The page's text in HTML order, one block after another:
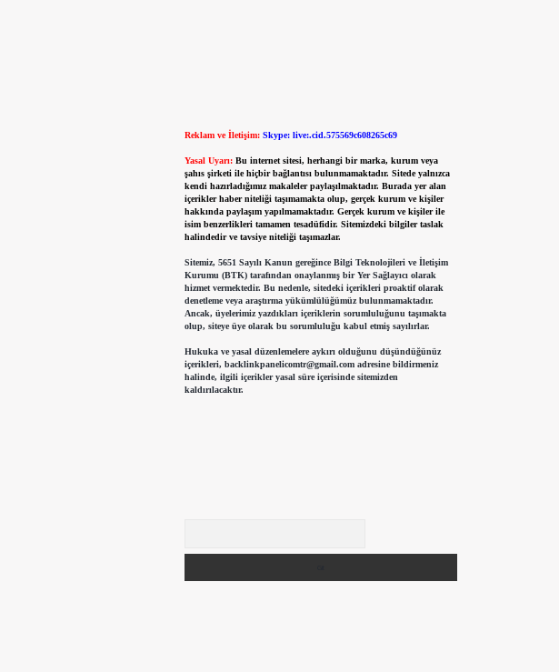
Reklam ve İletişim: Skype: live:.cid.575569c608265c69
Yasal Uyarı: Bu internet sitesi, herhangi bir marka, kurum veya
şahıs şirketi ile hiçbir bağlantısı bulunmamaktadır. Sitede yalnızca
kendi hazırladığımız makaleler paylaşılmaktadır. Burada yer alan
içerikler haber niteliği taşımamakta olup, gerçek kurum ve kişiler
hakkında paylaşım yapılmamaktadır. Gerçek kurum ve kişiler ile
isim benzerlikleri tamamen tesadüfidir. Sitemizdeki bilgiler taslak
halindedir ve tavsiye niteliği taşımazlar.
Sitemiz, 5651 Sayılı Kanun gereğince Bilgi Teknolojileri ve İletişim
Kurumu (BTK) tarafından onaylanmış bir Yer Sağlayıcı olarak
hizmet vermektedir. Bu nedenle, sitedeki içerikleri proaktif olarak
denetleme veya araştırma yükümlülüğümüz bulunmamaktadır.
Ancak, üyelerimiz yazdıkları içeriklerin sorumluluğunu taşımakta
olup, siteye üye olarak bu sorumluluğu kabul etmiş sayılırlar.
Hukuka ve yasal düzenlemelere aykırı olduğunu düşündüğünüz
içerikleri, backlinkpanelicomtr@gmail.comadresine bildirmeniz
halinde, ilgili içerikler yasal süre içerisinde sitemizden
kaldırılacaktır.